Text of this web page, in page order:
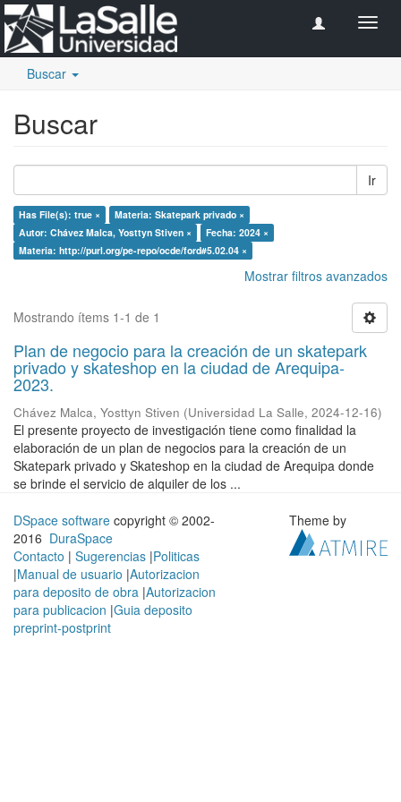
Buscar
Buscar
Ir
Has File(s): true ×
Materia: Skatepark privado ×
Autor: Chávez Malca, Yosttyn Stiven ×
Fecha: 2024 ×
Materia: http://purl.org/pe-repo/ocde/ford#5.02.04 ×
Mostrar filtros avanzados
Mostrando ítems 1-1 de 1
Plan de negocio para la creación de un skatepark
privado y skateshop en la ciudad de Arequipa-
2023.
Chávez Malca, Yosttyn Stiven (Universidad La Salle, 2024-12-16)
El presente proyecto de investigación tiene como finalidad la
elaboración de un plan de negocios para la creación de un
Skatepark privado y Skateshop en la ciudad de Arequipa donde
se brinde el servicio de alquiler de los ...
DSpace software copyright © 2002-
2016 DuraSpace
Contacto | Sugerencias |Politicas
|Manual de usuario |Autorizacion
para deposito de obra |Autorizacion
para publicacion |Guia deposito
preprint-postprint
Theme by